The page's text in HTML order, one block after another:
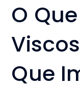
O
Que